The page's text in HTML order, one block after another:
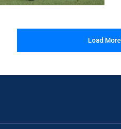
Load More